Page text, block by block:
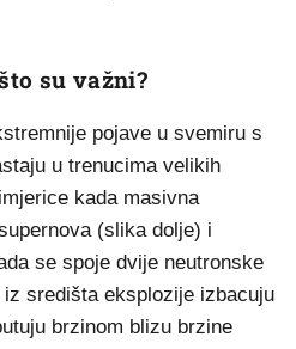
su važni?
pojave u svemiru s
u trenucima velikih
kada masivna
(slika dolje) i
se spoje dvije neutronske
središta eksplozije izbacuju
brzinom blizu brzine